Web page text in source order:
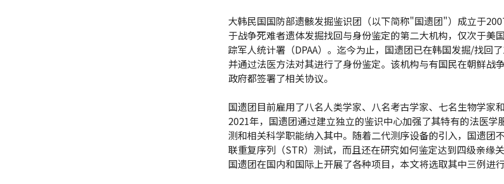
大韩民国国防部遗骸发掘鉴识团（以下简称"国遗团"）成立于
于战争死难者遗体发掘找回与身份鉴定的第二大机构，仅次于美
踪军人统计署（DPAA）。迄今为止，国遗团已在韩国发掘/找回了
并通过法医方法对其进行了身份鉴定。该机构与有国民在朝鲜战
政府都签署了相关协议。
国遗团目前雇用了八名人类学家、八名考古学家、七名生物学家
2021年，国遗团通过建立独立的鉴识中心加强了其特有的法医学
测和相关科学职能纳入其中。随着二代测序设备的引入，国遗团
联重复序列（STR）测试，而且还在研究如何鉴定达到四级亲缘关
国遗团在国内和国际上开展了各种项目，本文将选取其中三例进行